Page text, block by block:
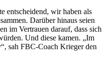
entscheidend, wir haben als
Darüber hinaus seien
im Vertrauen darauf, dass sich
Und diese kamen. „Im
sah FBC-Coach Krieger den